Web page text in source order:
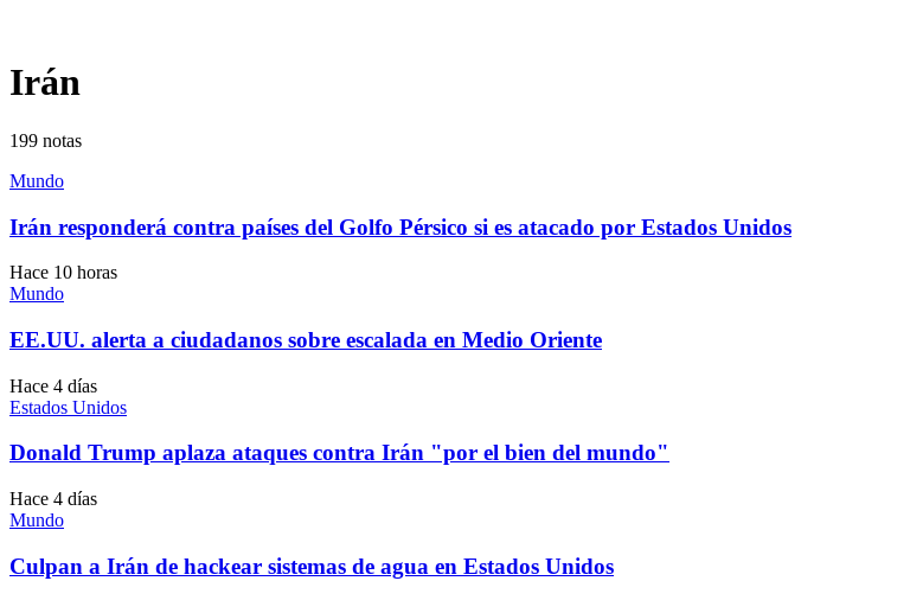
Irán
199 notas
Mundo
Irán responderá contra países del Golfo Pérsico si es atacado por Estados Unidos
Hace 10 horas
Mundo
EE.UU. alerta a ciudadanos sobre escalada en Medio Oriente
Hace 4 días
Estados Unidos
Donald Trump aplaza ataques contra Irán "por el bien del mundo"
Hace 4 días
Mundo
Culpan a Irán de hackear sistemas de agua en Estados Unidos